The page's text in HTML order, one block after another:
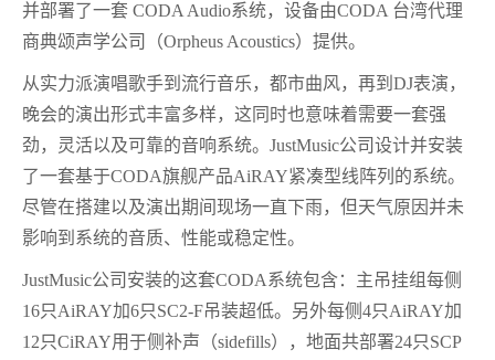
并部署了一套 CODA Audio系统，设备由CODA 台湾代理
商典颂声学公司（Orpheus Acoustics）提供。
从实力派演唱歌手到流行音乐，都市曲风，再到DJ表演，
晚会的演出形式丰富多样，这同时也意味着需要一套强
劲，灵活以及可靠的音响系统。JustMusic公司设计并安装
了一套基于CODA旗舰产品AiRAY紧凑型线阵列的系统。
尽管在搭建以及演出期间现场一直下雨，但天气原因并未
影响到系统的音质、性能或稳定性。
JustMusic公司安装的这套CODA系统包含：主吊挂组每侧
16只AiRAY加6只SC2-F吊装超低。另外每侧4只AiRAY加
12只CiRAY用于侧补声（sidefills），地面共部署24只SCP